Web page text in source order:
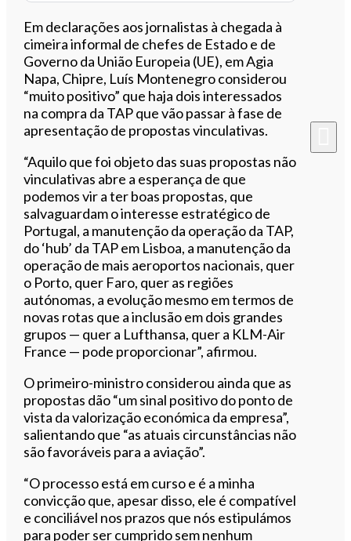
Em declarações aos jornalistas à chegada à
cimeira informal de chefes de Estado e de
Governo da União Europeia (UE), em Agia
Napa, Chipre, Luís Montenegro considerou
“muito positivo” que haja dois interessados
na compra da TAP que vão passar à fase de
apresentação de propostas vinculativas.
“Aquilo que foi objeto das suas propostas não
vinculativas abre a esperança de que
podemos vir a ter boas propostas, que
salvaguardam o interesse estratégico de
Portugal, a manutenção da operação da TAP,
do ‘hub’ da TAP em Lisboa, a manutenção da
operação de mais aeroportos nacionais, quer
o Porto, quer Faro, quer as regiões
autónomas, a evolução mesmo em termos de
novas rotas que a inclusão em dois grandes
grupos — quer a Lufthansa, quer a KLM-Air
France — pode proporcionar”, afirmou.
O primeiro-ministro considerou ainda que as
propostas dão “um sinal positivo do ponto de
vista da valorização económica da empresa”,
salientando que “as atuais circunstâncias não
são favoráveis para a aviação”.
“O processo está em curso e é a minha
convicção que, apesar disso, ele é compatível
e conciliável nos prazos que nós estipulámos
para poder ser cumprido sem nenhum